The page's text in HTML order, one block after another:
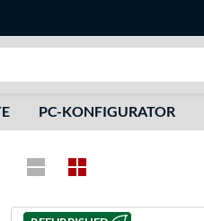
PC-KONFIGURATOR